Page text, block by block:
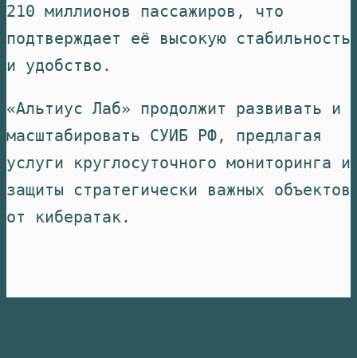
210 миллионов пассажиров, что
подтверждает её высокую стабильность
и удобство.
«Альтиус Лаб» продолжит развивать и
масштабировать СУИБ РФ, предлагая
услуги круглосуточного мониторинга и
защиты стратегически важных объектов
от кибератак.